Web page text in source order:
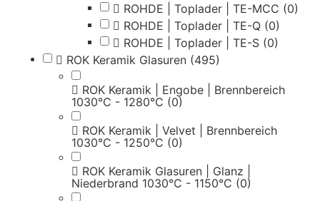
ROHDE | Toplader | TE-MCC (0)
ROHDE | Toplader | TE-Q (0)
ROHDE | Toplader | TE-S (0)
ROK Keramik Glasuren (495)
ROK Keramik | Engobe | Brennbereich
1030°C - 1280°C (0)
ROK Keramik | Velvet | Brennbereich
1030°C - 1250°C (0)
ROK Keramik Glasuren | Glanz |
Niederbrand 1030°C - 1150°C (0)